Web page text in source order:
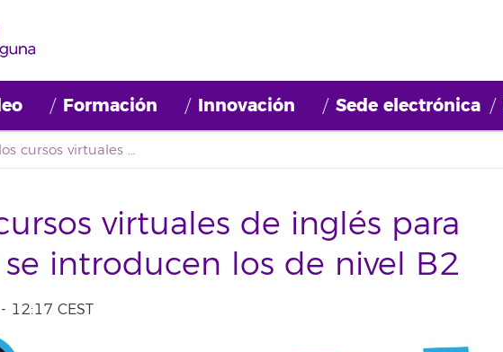
Formación Innovación Sede electrónica
Vuelven los cursos virtuales de inglés para el nivel B1 y se introducen los de nivel B2
virtuales de inglés para
introducen los de nivel B2
12:17 CEST